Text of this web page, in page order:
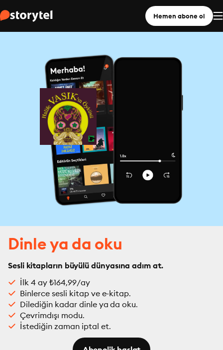
Hemen abone ol
Dinle ya da oku
Sesli kitapların büyülü dünyasına adım at.
İlk 4 ay ₺164,99/ay
Binlerce sesli kitap ve e-kitap.
Dilediğin kadar dinle ya da oku.
Çevrimdışı modu.
İstediğin zaman iptal et.